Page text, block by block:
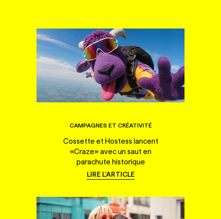
CAMPAGNES ET CRÉATIVITÉ
Cossette et Hostess lancent
«Craze» avec un saut en
parachute historique
LIRE L'ARTICLE